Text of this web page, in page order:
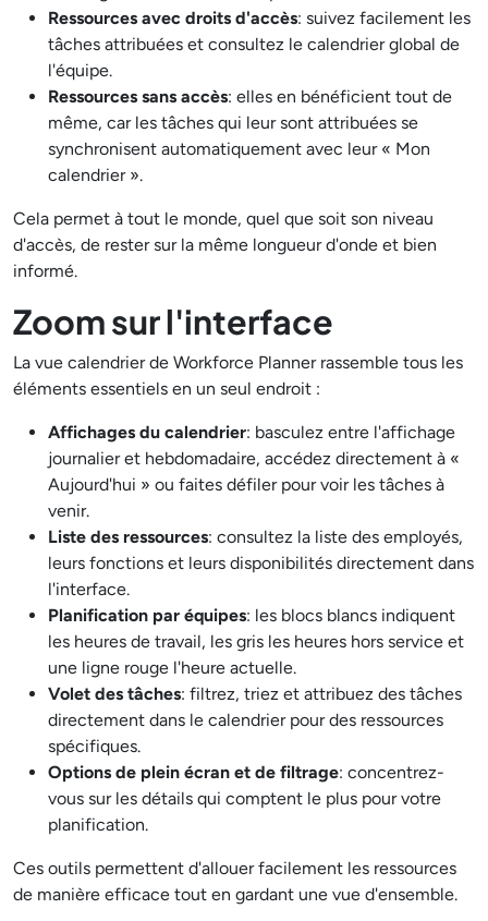
Ressources avec droits d'accès: suivez facilement les
tâches attribuées et consultez le calendrier global de
l'équipe.
Ressources sans accès: elles en bénéficient tout de
même, car les tâches qui leur sont attribuées se
synchronisent automatiquement avec leur « Mon
calendrier ».
Cela permet à tout le monde, quel que soit son niveau
d'accès, de rester sur la même longueur d'onde et bien
informé.
Zoom sur l'interface
La vue calendrier de Workforce Planner rassemble tous les
éléments essentiels en un seul endroit :
Affichages du calendrier: basculez entre l'affichage
journalier et hebdomadaire, accédez directement à «
Aujourd'hui » ou faites défiler pour voir les tâches à
venir.
Liste des ressources: consultez la liste des employés,
leurs fonctions et leurs disponibilités directement dans
l'interface.
Planification par équipes: les blocs blancs indiquent
les heures de travail, les gris les heures hors service et
une ligne rouge l'heure actuelle.
Volet des tâches: filtrez, triez et attribuez des tâches
directement dans le calendrier pour des ressources
spécifiques.
Options de plein écran et de filtrage: concentrez-
vous sur les détails qui comptent le plus pour votre
planification.
Ces outils permettent d'allouer facilement les ressources
de manière efficace tout en gardant une vue d'ensemble.